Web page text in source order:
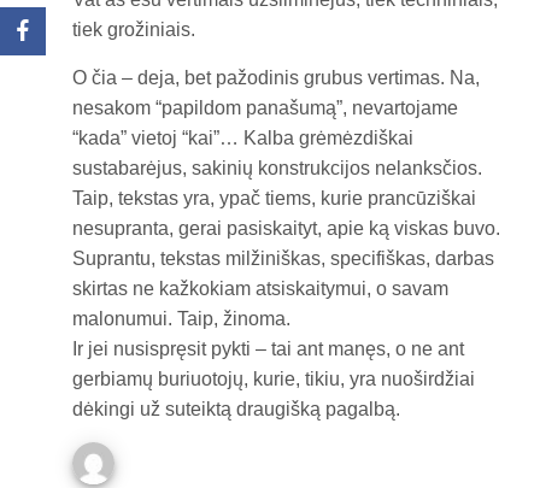
tiek grožiniais.
O čia – deja, bet pažodinis grubus vertimas. Na,
nesakom “papildom panašumą”, nevartojame
“kada” vietoj “kai”… Kalba grėmėzdiškai
sustabarėjus, sakinių konstrukcijos nelanksčios.
Taip, tekstas yra, ypač tiems, kurie prancūziškai
nesupranta, gerai pasiskaityt, apie ką viskas buvo.
Suprantu, tekstas milžiniškas, specifiškas, darbas
skirtas ne kažkokiam atsiskaitymui, o savam
malonumui. Taip, žinoma.
Ir jei nusispręsit pykti – tai ant manęs, o ne ant
gerbiamų buriuotojų, kurie, tikiu, yra nuoširdžiai
dėkingi už suteiktą draugišką pagalbą.